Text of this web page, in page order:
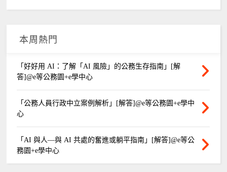
本周熱門
「好好用 AI：了解「AI 風險」的公務生存指南」[解
答]@e等公務園+e學中心
「公務人員行政中立案例解析」[解答]@e等公務園+e學中
心
「AI 與人—與 AI 共處的奮進或躺平指南」[解答]@e等公
務園+e學中心